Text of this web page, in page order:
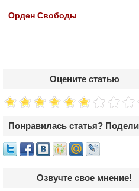
Орден Свободы
Оцените статью
Понравилась статья?
Озвучте свое мнение!